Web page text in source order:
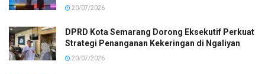
20/07/2026
DPRD Kota Semarang Dorong Eksekutif Perkuat
Strategi Penanganan Kekeringan di Ngaliyan
20/07/2026